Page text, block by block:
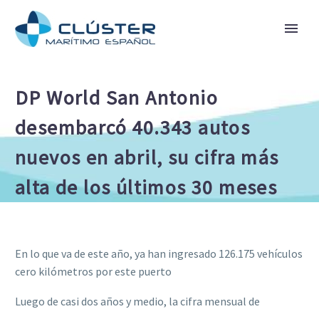
DP World San Antonio
desembarcó 40.343 autos
nuevos en abril, su cifra más
alta de los últimos 30 meses
En lo que va de este año, ya han ingresado 126.175 vehículos
cero kilómetros por este puerto
Luego de casi dos años y medio, la cifra mensual de